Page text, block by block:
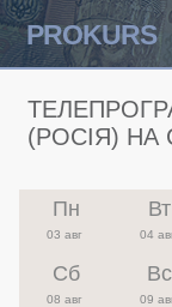
PROKURS
(РОСІЯ) НА
Пн
03 авг
Вт
04
Сб
08 авг
Вс
09